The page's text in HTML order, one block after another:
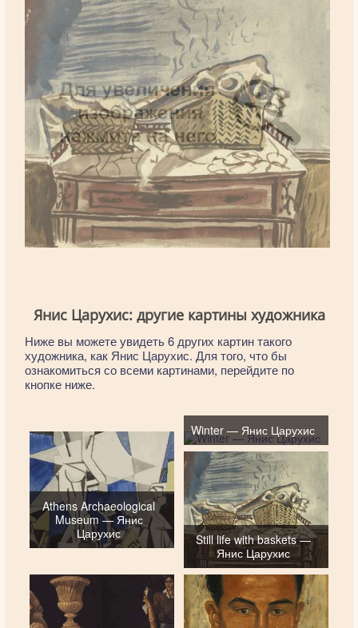
Янис Царухис: другие картины художника
Ниже вы можете увидеть 6 других картин такого
художника, как Янис Царухис. Для того, что бы
ознакомиться со всеми картинами, перейдите по
кнопке ниже.
Athens Archaeological
Museum — Янис
Царухис
Winter — Янис Царухис
Still life with baskets —
Янис Царухис